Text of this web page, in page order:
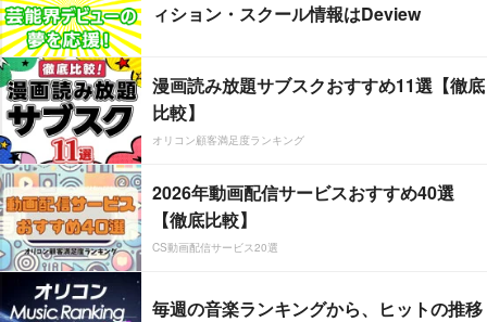
ィション・スクール情報はDeview
漫画読み放題サブスクおすすめ11選【徹底
比較】
オリコン顧客満足度ランキング
2026年動画配信サービスおすすめ40選
【徹底比較】
CS動画配信サービス20選
毎週の音楽ランキングから、ヒットの推移